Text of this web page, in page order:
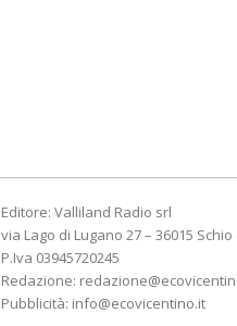
Editore: Valliland Radio srl
via Lago di Lugano 27 – 36015 Schio
P.Iva 03945720245
Redazione:
Pubblicità: info@ecovicentino.it